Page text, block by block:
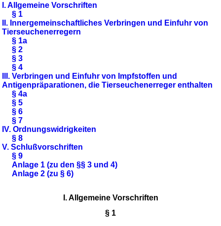
I. Allgemeine Vorschriften
§ 1
II. Innergemeinschaftliches Verbringen und Einfuhr von
Tierseuchenerregern
§ 1a
§ 2
§ 3
§ 4
III. Verbringen und Einfuhr von Impfstoffen und
Antigenpräparationen, die Tierseuchenerreger enthalten
§ 4a
§ 5
§ 6
§ 7
IV. Ordnungswidrigkeiten
§ 8
V. Schlußvorschriften
§ 9
Anlage 1 (zu den §§ 3 und 4)
Anlage 2 (zu § 6)
I. Allgemeine Vorschriften
§ 1